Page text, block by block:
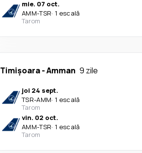
mie. 07 oct.
AMM-TSR· 1 escală
Tarom
Timișoara-Amman 9 zile
joi 24 sept.
TSR-AMM· 1 escală
Tarom
vin. 02 oct.
AMM-TSR· 1 escală
Tarom